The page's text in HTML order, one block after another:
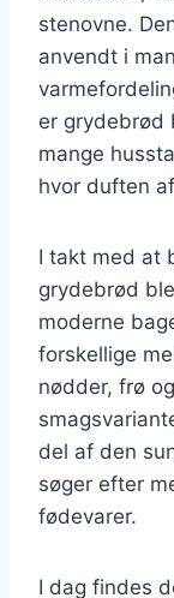
stenovne.
anvendt i
er grydebrød
mange
hvor duften
I takt med at
grydebrød
moderne
forskellige
nødder, frø
del af den
søger efter
fødevarer.
I dag findes